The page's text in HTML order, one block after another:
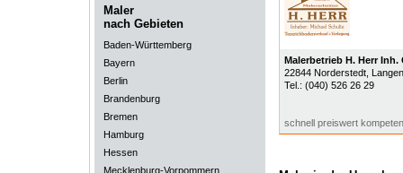
Maler
nach Gebieten
Baden-Württemberg
Bayern
Berlin
Brandenburg
Bremen
Hamburg
Hessen
Mecklenburg-Vorpommern
Malerbetrieb H. Herr Inh.
22844 Norderstedt,
Tel.: (040) 526 26 29
schnell preiswert